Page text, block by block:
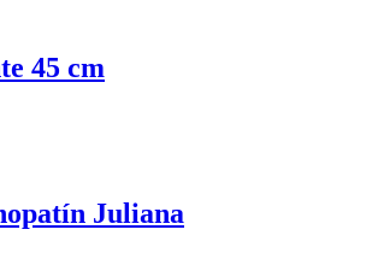
45 cm
Juliana